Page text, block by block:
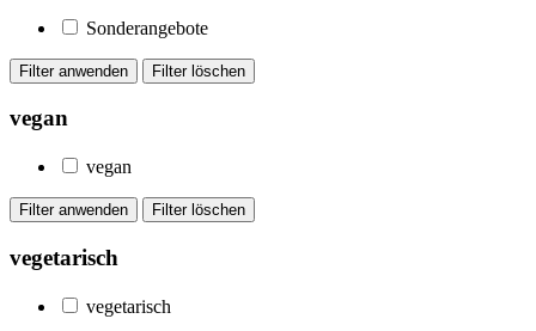
Sonderangebote
vegan
vegan
vegetarisch
vegetarisch